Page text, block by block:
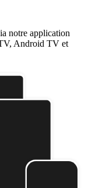
notre application
Android TV et